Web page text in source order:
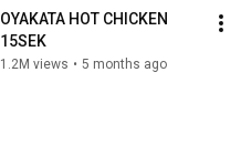
OYAKATA HOT CHICKEN
15SEK
1.2M views • 5 months ago